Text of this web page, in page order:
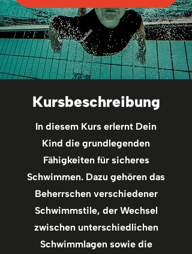
Kursbeschreibung
In diesem Kurs erlernt Dein
Kind die grundlegenden
Fähigkeiten für sicheres
Schwimmen. Dazu gehören das
Beherrschen verschiedener
Schwimmstile, der Wechsel
zwischen unterschiedlichen
Schwimmlagen sowie die